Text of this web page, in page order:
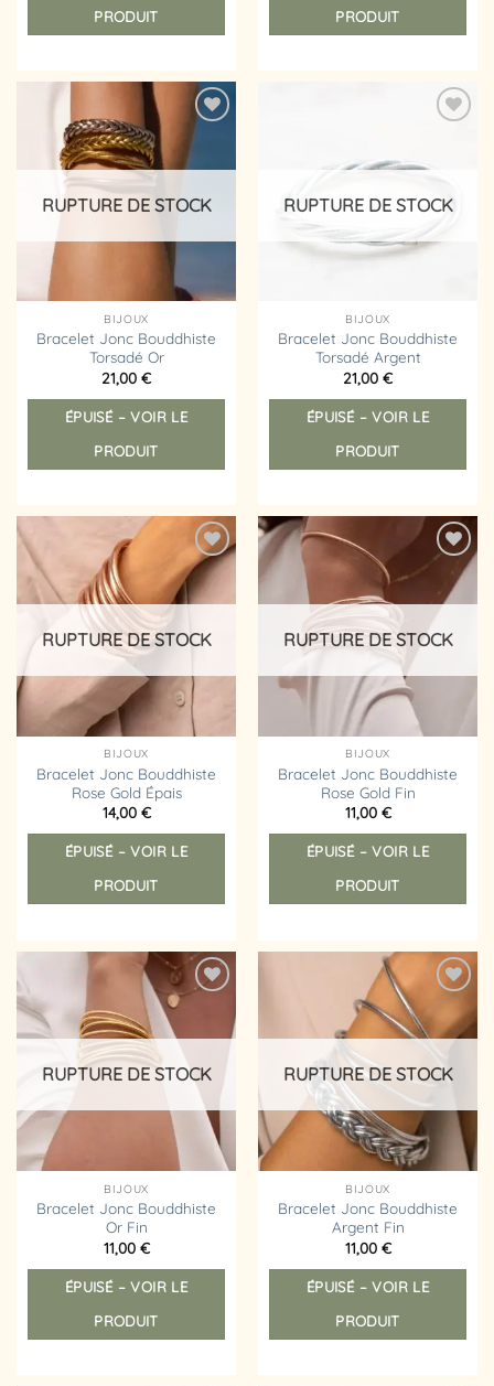
PRODUIT PRODUIT
Ajouter
à la
liste
RUPTURE DE STOCK
BIJOUX
Bracelet Jonc Bouddhiste
Torsadé Or
21,00 €
ÉPUISÉ – VOIR LE
PRODUIT
RUPTURE DE STOCK
BIJOUX
Bracelet Jonc Bouddhiste
Torsadé Argent
21,00 €
ÉPUISÉ – VOIR LE
PRODUIT
Ajouter
à la
liste
RUPTURE DE STOCK
BIJOUX
Bracelet Jonc Bouddhiste
Rose Gold Épais
14,00 €
ÉPUISÉ – VOIR LE
PRODUIT
Ajouter
à la
liste
d’envies
RUPTURE DE STOCK
BIJOUX
Bracelet Jonc Bouddhiste
Rose Gold Fin
11,00 €
ÉPUISÉ – VOIR LE
PRODUIT
liste
d’envies
RUPTURE DE STOCK
BIJOUX
Bracelet Jonc Bouddhiste
Or Fin
11,00 €
ÉPUISÉ – VOIR LE
PRODUIT
à la
liste
RUPTURE DE STOCK
BIJOUX
Bracelet Jonc Bouddhiste
Argent Fin
11,00 €
ÉPUISÉ – VOIR LE
PRODUIT